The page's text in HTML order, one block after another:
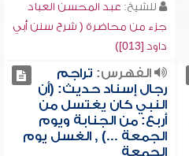
للشيخ: عبد المحسن العباد
جزء من محاضرة ( شرح سنن أبي
داود [013])
الفهرس: تراجم
رجال إسناد حديث: (أن
النبي كان يغتسل من
أربع: من الجنابة ويوم
الجمعة ...) , الغسل يوم
الجمعة